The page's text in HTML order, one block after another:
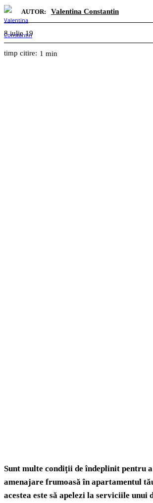
AUTOR: Valentina Constantin
8 iulie 19
timp citire: 1 min
Sunt multe condiţii de îndeplinit pentru
amenajare frumoasă în apartamentul
acestea este să apelezi la serviciile unui